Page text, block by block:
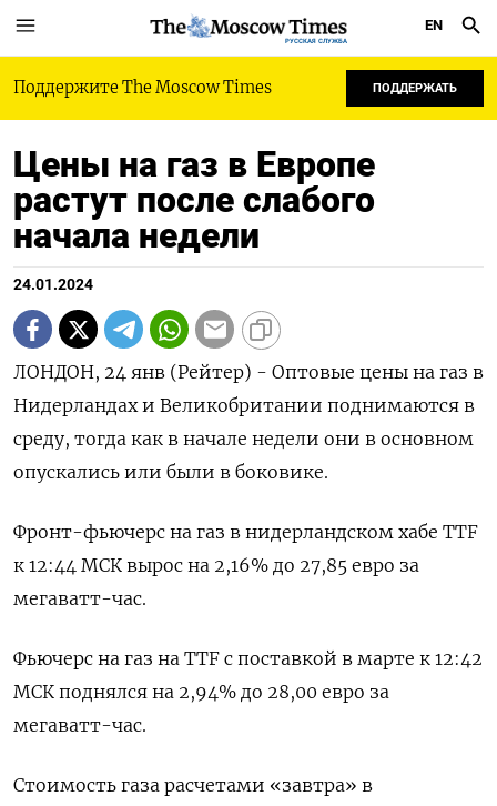
РУССКАЯ СЛУЖБА
EN
Поддержите The Moscow Times ПОДДЕРЖАТЬ
Цены на газ в Европе
растут после слабого
начала недели
24.01.2024
ЛОНДОН, 24 янв (Рейтер) - Оптовые цены на газ в
Нидерландах и Великобритании поднимаются в
среду, тогда как в начале недели они в основном
опускались или были в боковике.
Фронт-фьючерс на газ в нидерландском хабе TTF
к 12:44 МСК вырос на 2,16% до 27,85 евро за
мегаватт-час.
Фьючерс на газ на TTF с поставкой в марте к 12:42
МСК поднялся на 2,94% до 28,00 евро за
мегаватт-час.
Стоимость газа расчетами «завтра» в